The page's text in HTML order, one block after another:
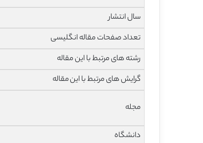
سال انتشار
تعداد صفحات مقاله انگلیسی
رشته های مرتبط با این مقاله
گرایش های مرتبط با این مقاله
مجله
دانشگاه